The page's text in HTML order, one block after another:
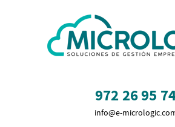
972 26 95
info@e-